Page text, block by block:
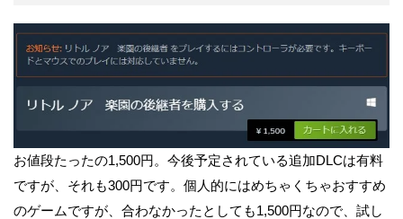
お値段たったの1,500円。今後予定されている追加DLCは有料
ですが、それも300円です。個人的にはめちゃくちゃおすすめ
のゲームですが、合わなかったとしても1,500円なので、試し